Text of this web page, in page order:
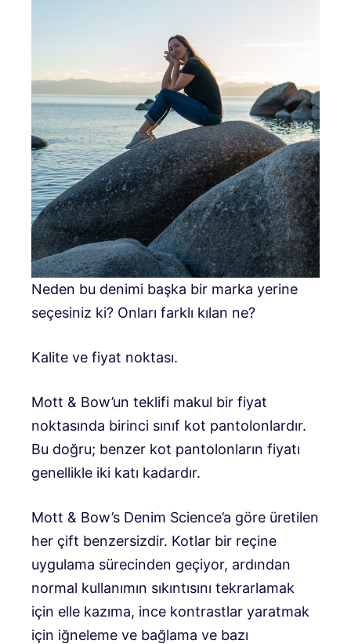
Neden bu denimi başka bir marka yerine
seçesiniz ki? Onları farklı kılan ne?
Kalite ve fiyat noktası.
Mott & Bow’un teklifi makul bir fiyat
noktasında birinci sınıf kot pantolonlardır.
Bu doğru; benzer kot pantolonların fiyatı
genellikle iki katı kadardır.
Mott & Bow’s Denim Science’a göre üretilen
her çift benzersizdir. Kotlar bir reçine
uygulama sürecinden geçiyor, ardından
normal kullanımın sıkıntısını tekrarlamak
için elle kazıma, ince kontrastlar yaratmak
için iğneleme ve bağlama ve bazı